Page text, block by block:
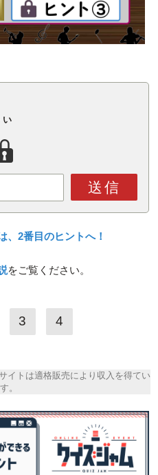
い
送信
、2番目のヒントへ！
をご覧ください。
3 4
イトは適格販売により収入を得てい
。